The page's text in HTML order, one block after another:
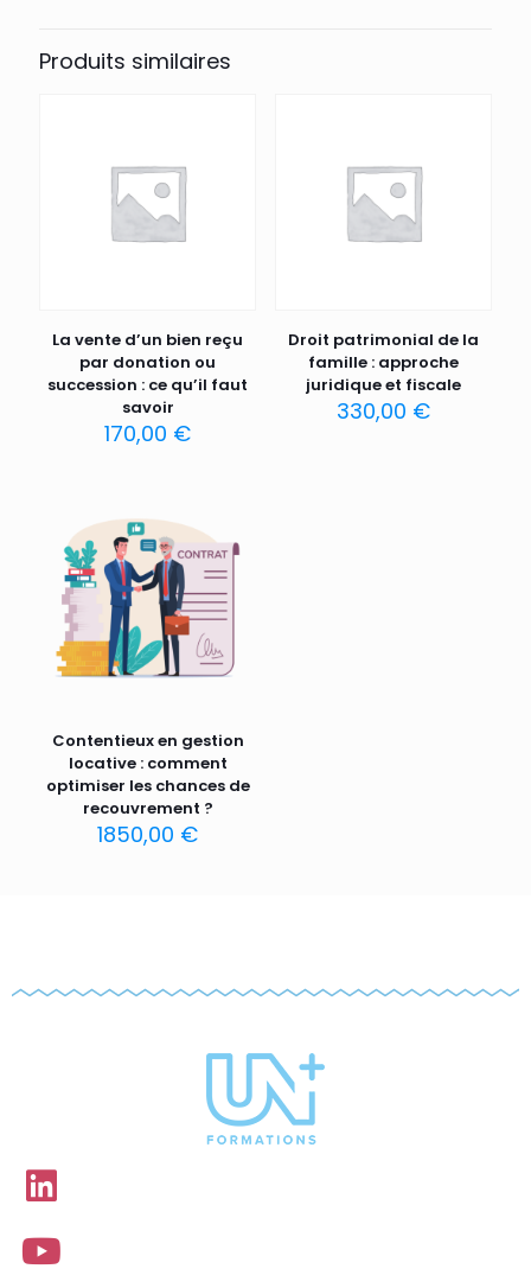
Produits similaires
La vente d’un bien reçu
par donation ou
succession : ce qu’il faut
savoir
170,00 €
Droit patrimonial de la
famille : approche
juridique et fiscale
330,00 €
Contentieux en gestion
locative : comment
optimiser les chances de
recouvrement ?
1850,00 €